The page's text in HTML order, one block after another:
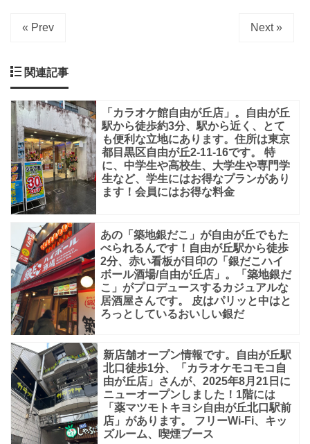
由
が
丘
駅
前
店』
さ
ん
で
す
他
に
も、
『カ
ラ
オ
ケ
館
« Prev Next »
関連記事
「カラオケ館自由が丘店」。自由が丘
駅から徒歩約3分、駅から近く、とて
も便利な立地にあります。住所は東京
都目黒区自由が丘2-11-16です。 特
に、中学生や高校生、大学生や専門学
生など、学生にはお得なプランがあり
ます！会員にはお得な料金
あの「築地銀だこ」が自由が丘でもた
べられるんです！自由が丘駅から徒歩
2分、赤い看板が目印の「銀だこハイ
ボール酒場/自由が丘店」。「築地銀だ
こ」がプロデュースするカジュアルな
居酒屋さんです。 皮はパリッと中はと
ろっとしているおいしい銀だ
新店舗オープン情報です。自由が丘駅
北口徒歩1分、「カラオケモコモコ自
由が丘店」さんが、2025年8月21日に
ニューオープンしました！1階には
「薬マツモトキヨシ自由が丘北口駅前
店」があります。 フリーWi-Fi、キッ
ズルーム、喫煙ブース